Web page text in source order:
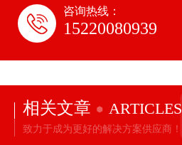
咨询热线：
15220080939
相关文章 ARTICLES
致力于成为更好的解决方案供应商！